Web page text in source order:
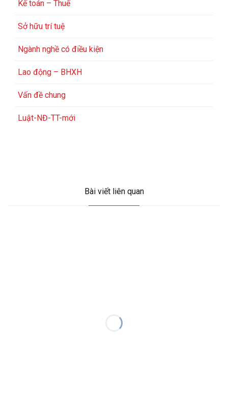
Kế toán – Thuế
Sở hữu trí tuệ
Ngành nghề có điều kiện
Lao động – BHXH
Vấn đề chung
Luật-NĐ-TT-mới
Bài viết liên quan